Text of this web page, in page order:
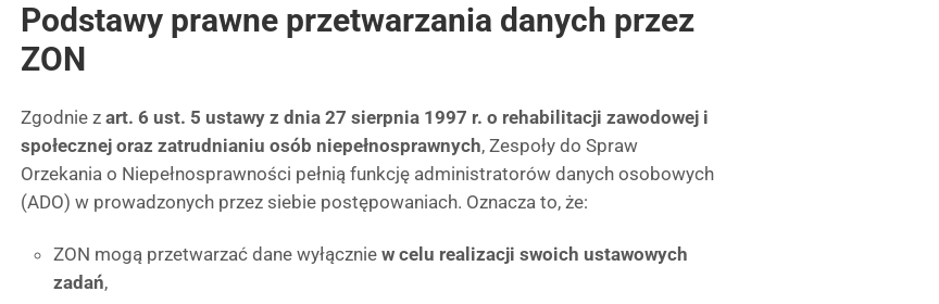
Podstawy prawne przetwarzania danych przez
ZON
Zgodnie z art. 6 ust. 5 ustawy z dnia 27 sierpnia 1997 r. o rehabilitacji zawodowej i
społecznej oraz zatrudnianiu osób niepełnosprawnych, Zespoły do Spraw
Orzekania o Niepełnosprawności pełnią funkcję administratorów danych osobowych
(ADO) w prowadzonych przez siebie postępowaniach. Oznacza to, że:
ZON mogą przetwarzać dane wyłącznie w celu realizacji swoich ustawowych
zadań,